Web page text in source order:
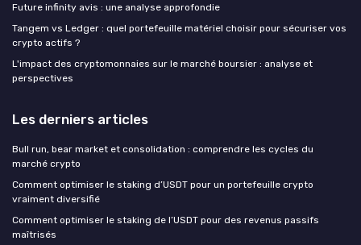
Future infinity avis : une analyse approfondie
Tangem vs Ledger : quel portefeuille matériel choisir pour sécuriser vos
crypto actifs ?
L'impact des cryptomonnaies sur le marché boursier : analyse et
perspectives
Les derniers articles
Bull run, bear market et consolidation : comprendre les cycles du
marché crypto
Comment optimiser le staking d’USDT pour un portefeuille crypto
vraiment diversifié
Comment optimiser le staking de l’USDT pour des revenus passifs
maîtrisés